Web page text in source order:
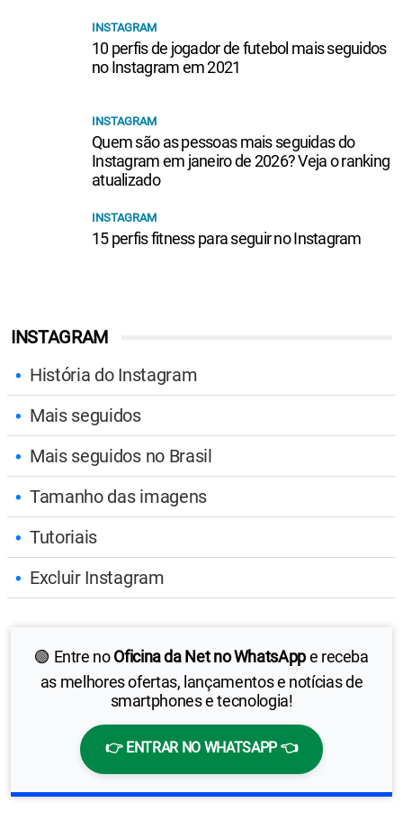
INSTAGRAM
História do Instagram
Mais seguidos
Mais seguidos no Brasil
Tamanho das imagens
Tutoriais
Excluir Instagram
🟢 Entre noOficina da Net no WhatsAppe receba
as melhores ofertas, lançamentos e notícias de
smartphones e tecnologia!
👉 ENTRAR NO WHATSAPP 👈
INSTAGRAM
10 perfis de jogador de futebol mais seguidos
no Instagram em 2021
INSTAGRAM
Quem são as pessoas mais seguidas do
Instagram em janeiro de 2026? Veja o ranking
atualizado
INSTAGRAM
15 perfis fitness para seguir no Instagram